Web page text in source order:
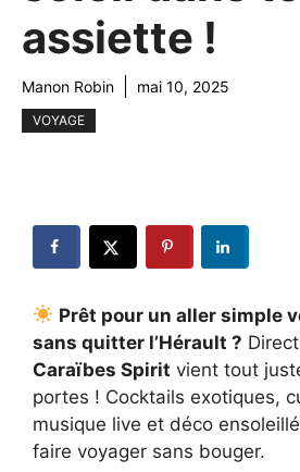
assiette !
Manon Robin mai 10, 2025
VOYAGE
Prêt pour un aller simple
sans quitter l’Hérault ?
Caraïbes Spirit vient tout
portes ! Cocktails exotiques,
musique live et déco
faire voyager sans bouger.